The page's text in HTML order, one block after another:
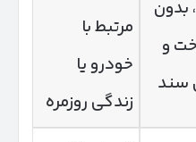
بدون
و
سند
مرتبط با
خودرو یا
زندگی روزمره